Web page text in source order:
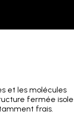
et les molécules
fermée isole
frais.